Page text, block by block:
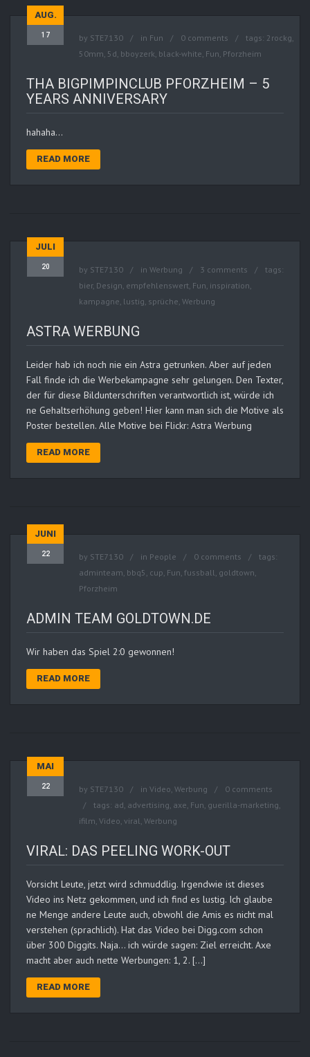
AUG.
17 by STE7130 in Fun 0 comments tags: 2rockg
50mm 5d bboyzerk black-white Fun Pforzheim
THA BIGPIMPINCLUB PFORZHEIM – 5
YEARS ANNIVERSARY
hahaha…
READ MORE
JULI
20 by STE7130 in Werbung 3 comments
tags:
bier, Design empfehlenswert Fun inspiration
kampagne lustig sprüche Werbung
ASTRA WERBUNG
Leider hab ich noch nie ein Astra getrunken. Aber auf jeden
Fall finde ich die Werbekampagne sehr gelungen. Den Texter,
der für diese Bildunterschriften verantwortlich ist, würde ich
ne Gehaltserhöhung geben! Hier kann man sich die Motive als
Poster bestellen. Alle Motive bei Flickr: Astra Werbung
READ MORE
JUNI
22 by STE7130 in People 0 comments
tags:
adminteam bbq5 cup Fun fussball goldtown
Pforzheim
ADMIN TEAM GOLDTOWN.DE
Wir haben das Spiel 2:0 gewonnen!
READ MORE
MAI
22 by STE7130 in Video Werbung
0 comments
tags: ad advertising axe Fun guerilla-marketing
ifilm Video viral Werbung
VIRAL: DAS PEELING WORK-OUT
Vorsicht Leute, jetzt wird schmuddlig. Irgendwie ist dieses
Video ins Netz gekommen, und ich find es lustig. Ich glaube
ne Menge andere Leute auch, obwohl die Amis es nicht mal
verstehen (sprachlich). Hat das Video bei Digg.com schon
über 300 Diggits. Naja… ich würde sagen: Ziel erreicht. Axe
macht aber auch nette Werbungen: 1, 2. […]
READ MORE